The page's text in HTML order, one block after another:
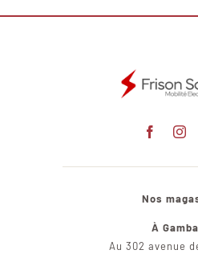
Nos
À
Au 302 avenue